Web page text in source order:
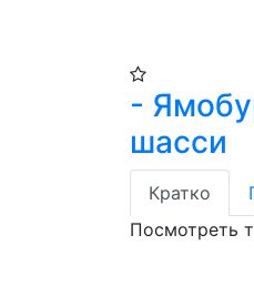
-
шасси
Кратко
Посмотреть